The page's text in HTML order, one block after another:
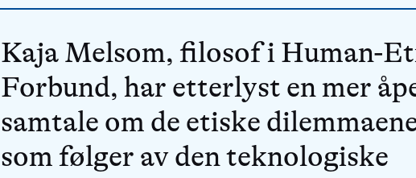
Kaja Melsom, filosof i Human-
Forbund, har etterlyst en mer
samtale om de etiske
som følger av den teknologiske